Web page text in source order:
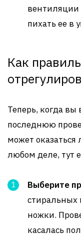
вентиляции
пихать ее в
Как
Теперь, когда
последнюю
может
любом деле, тут
Выберите
ножки.
касалась